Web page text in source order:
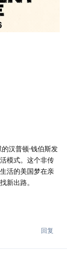
汉普顿·钱伯斯发
模式。这个非传
活的美国梦在亲
新出路。
回复